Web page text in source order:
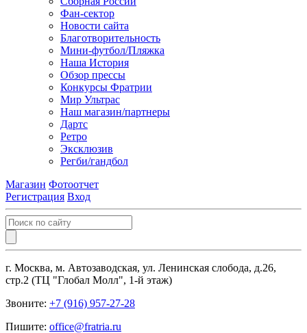
Фан-cектор
Новости сайта
Благотворительность
Мини-футбол/Пляжка
Наша История
Обзор прессы
Конкурсы Фратрии
Мир Ультрас
Наш магазин/партнеры
Дартс
Ретро
Эксклюзив
Регби/гандбол
Магазин Фотоотчет
Регистрация Вход
г. Москва, м. Автозаводская, ул. Ленинская слобода, д.26,
стр.2 (ТЦ "Глобал Молл", 1-й этаж)
Звоните: +7 (916) 957-27-28
Пишите: office@fratria.ru